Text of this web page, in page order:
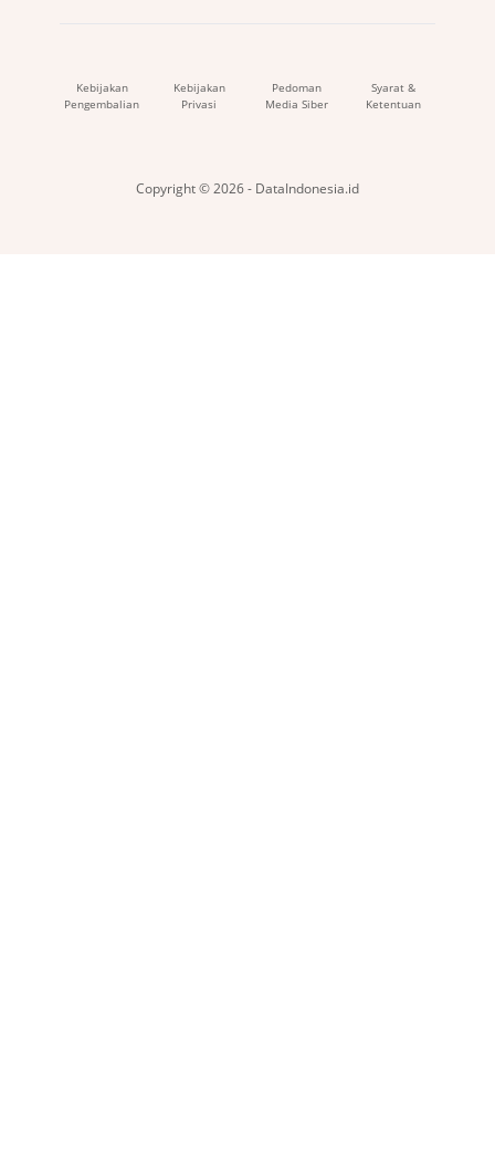
Kebijakan
Pengembalian
Kebijakan
Privasi
Pedoman
Media Siber
Syarat &
Ketentuan
Copyright © 2026 - DataIndonesia.id